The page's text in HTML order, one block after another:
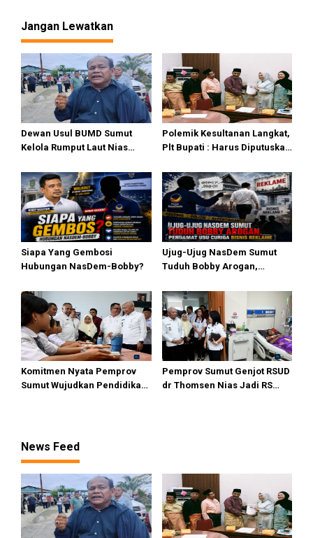
Investasi
Jangan Lewatkan
Dewan Usul BUMD Sumut
Kelola Rumput Laut Nias
Polemik Kesultanan Langkat,
Plt Bupati : Harus Diputuskan
Dialog
Siapa Yang Gembosi
Hubungan NasDem-Bobby?
Ujug-Ujug NasDem Sumut
Tuduh Bobby Arogan,
Reklame
Komitmen Nyata Pemprov
Sumut Wujudkan Pendidikan
Pemprov Sumut Genjot RSUD
dr Thomsen Nias Jadi RS
News Feed